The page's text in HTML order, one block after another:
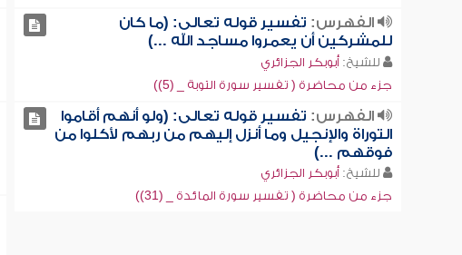
الفهرس: تفسير قوله تعالى: (ما كان
للمشركين أن يعمروا مساجد الله ...)
للشيخ: أبوبكر الجزائري
جزء من محاضرة ( تفسير سورة التوبة _ (5))
الفهرس: تفسير قوله تعالى: (ولو أنهم أقاموا
التوراة والإنجيل وما أنزل إليهم من ربهم لأكلوا من
فوقهم ...)
للشيخ: أبوبكر الجزائري
جزء من محاضرة ( تفسير سورة المائدة _ (31))